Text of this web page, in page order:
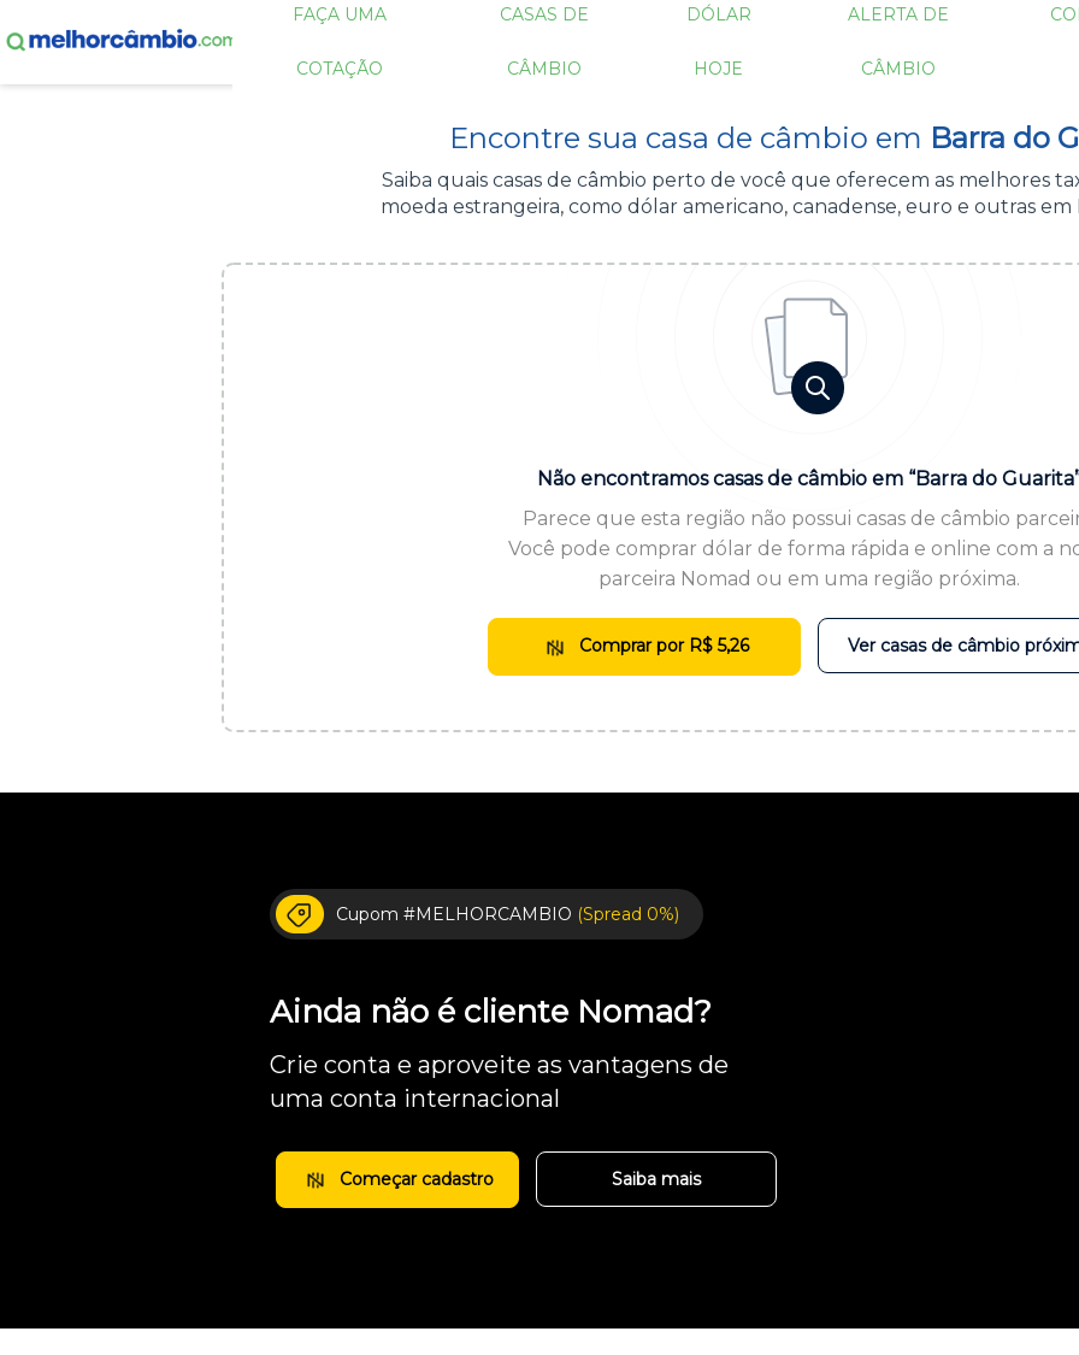
FAÇA UMA
COTAÇÃO
CASAS DE
CÂMBIO
DÓLAR
HOJE
ALERTA DE
CÂMBIO
Encontre sua casa de câmbio em Barra do
Saiba quais casas de câmbio perto de você que oferecem as melhores
moeda estrangeira, como dólar americano, canadense, euro e outras em
Não encontramos casas de câmbio em “Barra do
Parece que esta região não possui casas de câmbio
Você pode comprar dólar de forma rápida e online com a
parceira Nomad ou em uma região próxima.
Comprar por R$ 5,26 Ver casas de câmbio
Cupom #MELHORCAMBIO (Spread 0%)
Ainda não é cliente Nomad?
Crie conta e aproveite as vantagens de
uma conta internacional
Começar cadastro Saiba mais